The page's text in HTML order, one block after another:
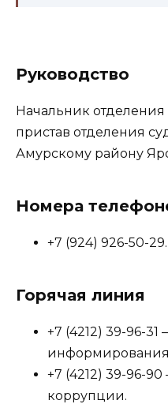
Руководство
Начальник
пристав отделения
Амурскому району
Номера
+7 (924) 926-50-29.
Горячая линия
+7 (4212) 39-96-31
+7 (4212) 39-96-
коррупции.